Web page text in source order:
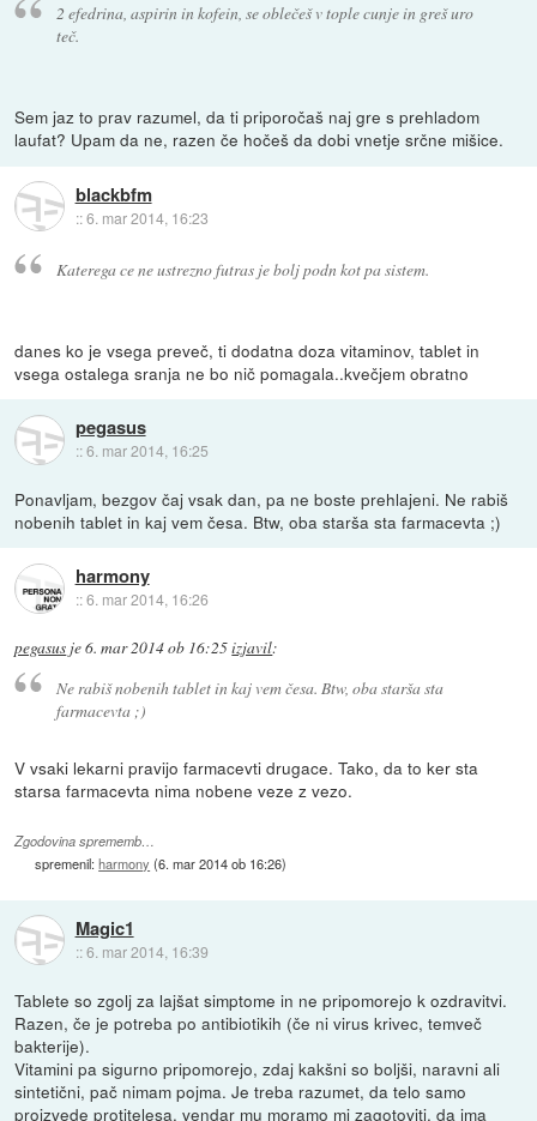
2 efedrina, aspirin in kofein, se oblečeš v tople cunje in greš uro
teč.
Sem jaz to prav razumel, da ti priporočaš naj gre s prehladom
laufat? Upam da ne, razen če hočeš da dobi vnetje srčne mišice.
blackbfm
::6. mar 2014, 16:23
Katerega ce ne ustrezno futras je bolj podn kot pa sistem.
danes ko je vsega preveč, ti dodatna doza vitaminov, tablet in
vsega ostalega sranja ne bo nič pomagala..kvečjem obratno
pegasus
::6. mar 2014, 16:25
Ponavljam, bezgov čaj vsak dan, pa ne boste prehlajeni. Ne rabiš
nobenih tablet in kaj vem česa. Btw, oba starša sta farmacevta ;)
harmony
::6. mar 2014, 16:26
pegasus je6. mar 2014 ob 16:25izjavil:
Ne rabiš nobenih tablet in kaj vem česa. Btw, oba starša sta
farmacevta ;)
V vsaki lekarni pravijo farmacevti drugace. Tako, da to ker sta
starsa farmacevta nima nobene veze z vezo.
Zgodovina sprememb…
spremenil:harmony (6. mar 2014 ob 16:26)
Magic1
::6. mar 2014, 16:39
Tablete so zgolj za lajšat simptome in ne pripomorejo k ozdravitvi.
Razen, če je potreba po antibiotikih (če ni virus krivec, temveč
bakterije).
Vitamini pa sigurno pripomorejo, zdaj kakšni so boljši, naravni ali
sintetični, pač nimam pojma. Je treba razumet, da telo samo
proizvede protitelesa, vendar mu moramo mi zagotoviti, da ima